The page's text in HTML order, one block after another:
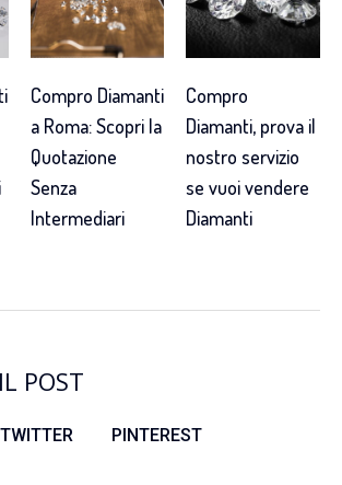
Compro Diamanti
a Roma: Scopri la
Quotazione
Senza
Intermediari
Compro
Diamanti, prova il
nostro servizio
se vuoi vendere
Diamanti
POST
TWITTER PINTEREST